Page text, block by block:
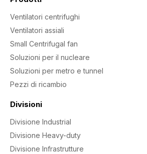
Ventilatori centrifughi
Ventilatori assiali
Small Centrifugal fan
Soluzioni per il nucleare
Soluzioni per metro e tunnel
Pezzi di ricambio
Divisioni
Divisione Industrial
Divisione Heavy-duty
Divisione Infrastrutture